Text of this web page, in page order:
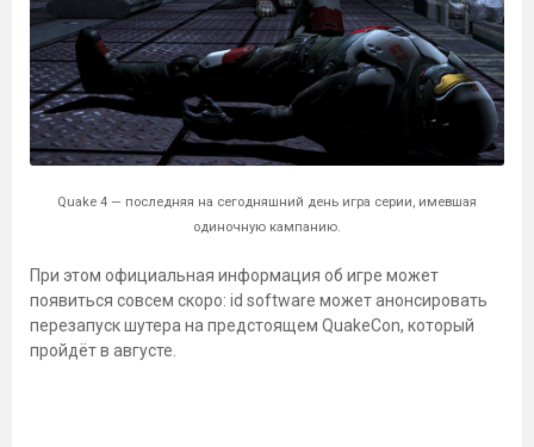
Quake 4 — последняя на сегодняшний день игра серии, имевшая
одиночную кампанию.
При этом официальная информация об игре может
появиться совсем скоро: id software может анонсировать
перезапуск шутера на предстоящем QuakeCon, который
пройдёт в августе.